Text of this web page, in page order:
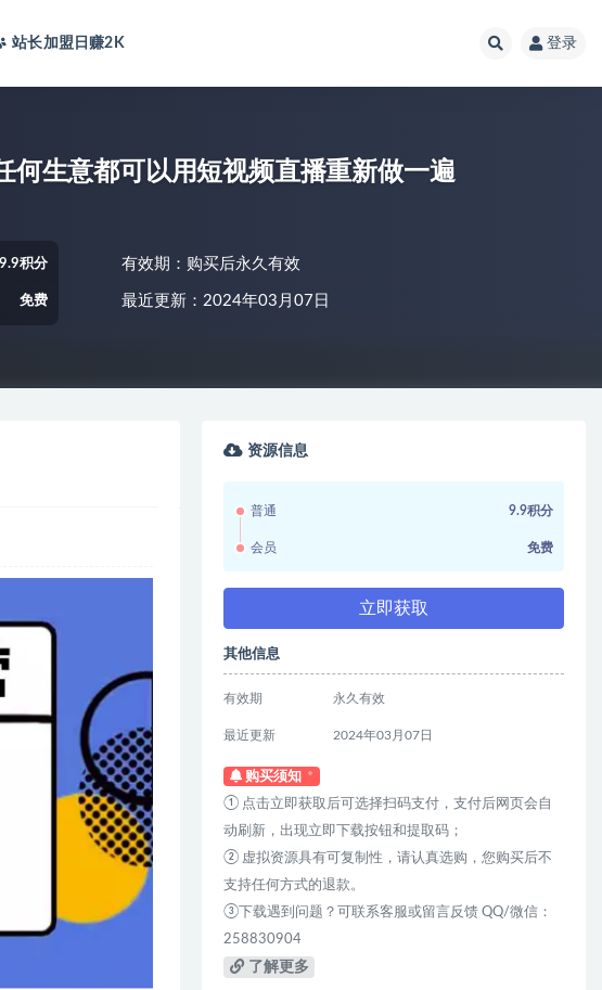
站长加盟 日赚2K 登录
何生意都可以用短视频直播重新做一遍
9.9积分
免费
有效期：购买后永久有效
最近更新：2024年03月07日
资源信息
普通 9.9积分
会员 免费
立即获取
其他信息
有效期 永久有效
最近更新 2024年03月07日
购买须知
① 点击立即获取后可选择扫码支付，支付后网页会自
动刷新，出现立即下载按钮和提取码；
② 虚拟资源具有可复制性，请认真选购，您购买后不
支持任何方式的退款。
③下载遇到问题？可联系客服或留言反馈 QQ/微信：
258830904
了解更多